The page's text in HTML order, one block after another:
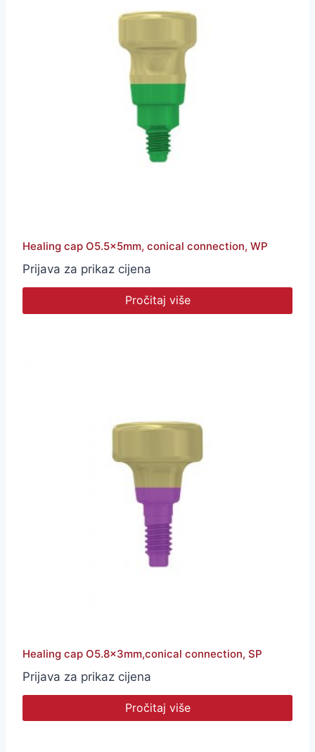
Healing cap O5.5x5mm, conical connection, WP
Prijava za prikaz cijena
Pročitaj više
Healing cap O5.8x3mm,conical connection, SP
Prijava za prikaz cijena
Pročitaj više